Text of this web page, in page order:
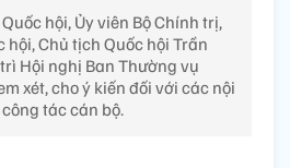
hội, Ủy viên Bộ Chính trị,
hội, Chủ tịch Quốc hội Trần
Hội nghị Ban Thường vụ
xét, cho ý kiến đối với các nội
tác cán bộ.